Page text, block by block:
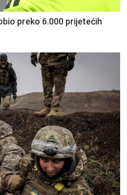
preko 6.000 prijetećih